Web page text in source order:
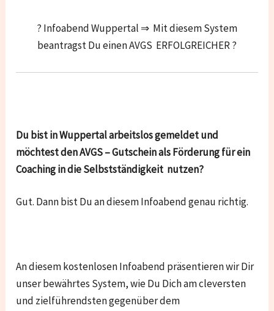
? Infoabend Wuppertal ⇒ Mit diesem System
beantragst Du einen AVGS ERFOLGREICHER ?
Du bist in Wuppertal arbeitslos gemeldet und
möchtest den AVGS – Gutschein als Förderung für ein
Coaching in die Selbstständigkeit nutzen?
Gut. Dann bist Du an diesem Infoabend genau richtig.
An diesem kostenlosen Infoabend präsentieren wir Dir
unser bewährtes System, wie Du Dich am cleversten
und zielführendsten gegenüber dem